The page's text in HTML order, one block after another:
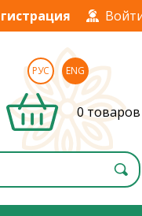
РУС ENG
0 товаров